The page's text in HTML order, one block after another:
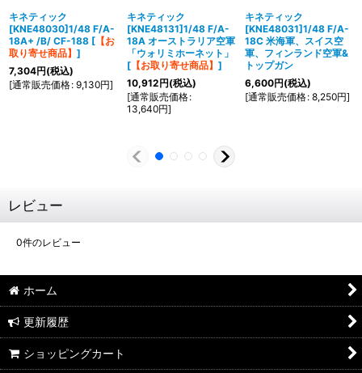
キネティック
[KNE48030]1/48 F/A-
18A+ /B/ CF-188 [ 【お
取り寄せ商品】 ]
7,304円(税込)
[通常販売価格: 9,130円]
キネティック
[KNE48131]1/48 F/A-
18A オーストラリア空軍
「ウォリミホーネット」
[ 【お取り寄せ商品】 ]
10,912円(税込)
[通常販売価格:
13,640円]
キネティック
[KNE48031]1/48 F/A-
18C 米海軍、スイス空
軍、フィンランド空軍&
トップガン
6,600円(税込)
[通常販売価格: 8,250円]
レビュー
0件のレビュー
ホーム
更新履歴
ショッピングカート